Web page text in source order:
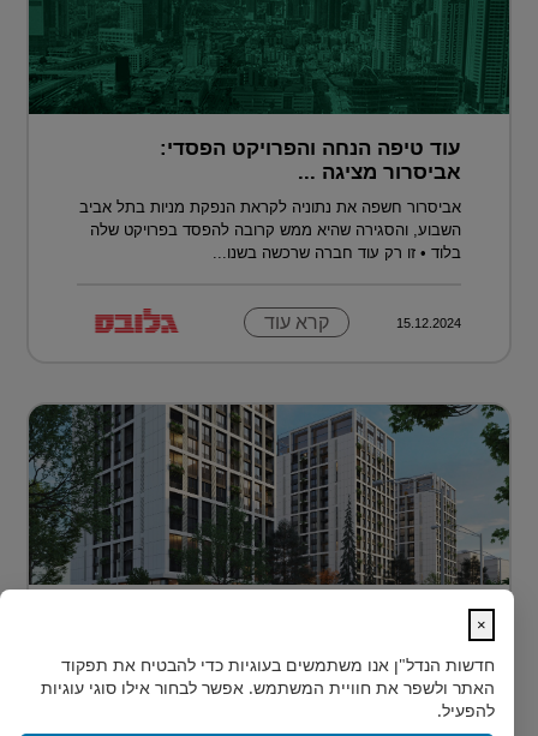
עוד טיפה הנחה והפרויקט הפסדי:
אביסרור מציגה ...
אביסרור חשפה את נתוניה לקראת הנפקת מניות בתל אביב
השבוע, והסגירה שהיא ממש קרובה להפסד בפרויקט שלה
בלוד • זו רק עוד חברה שרכשה בשנו...
15.12.2024 קרא עוד
כשחושבים על השקעות נדל"ן מעבר לים, מדינה אחת
נמצאת בשנים האחרונות בראש הרשימה של משקיעים
ישראלים רבים: גאורגיה. ...
×
חדשות הנדל"ן אנו משתמשים בעוגיות כדי להבטיח את תפקוד
האתר ולשפר את חוויית המשתמש. אפשר לבחור אילו סוגי עוגיות
להפעיל.